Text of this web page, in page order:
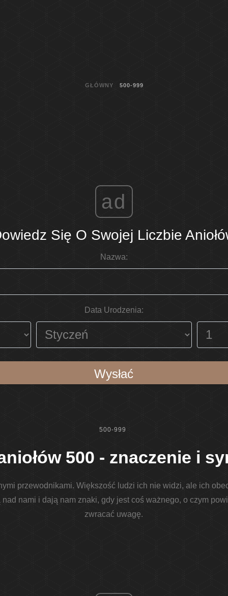
GŁÓWNY 500-999
ad
Się O Swojej Liczbie
Nazwa:
Data Urodzenia:
Wysłać
500-999
500 - znaczenie i
przewodnikami. Większość ludzi ich nie widzi, ale ich
nami i dają nam znaki, gdy jest coś ważnego, o czym
zwracać uwagę.